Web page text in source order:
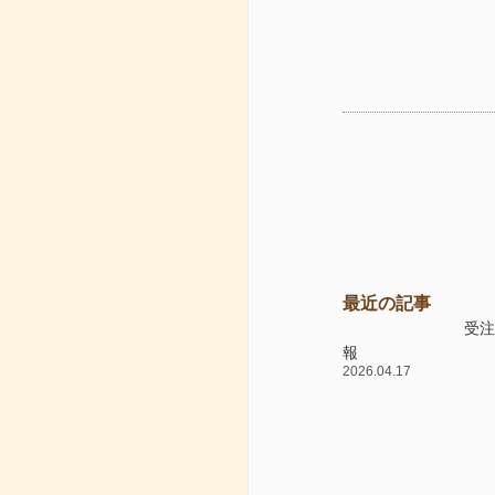
最近の記事
受
報
2026.04.17